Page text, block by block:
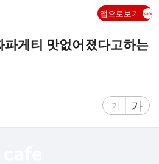
앱으로보기
파게티 맛없어졌다고하는
글
가
글
자
가